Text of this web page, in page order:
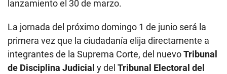
lanzamiento el 30 de marzo.
La jornada del próximo domingo 1 de junio será la
primera vez que la ciudadanía elija directamente a
integrantes de la Suprema Corte, del nuevoTribunal
de Disciplina Judicial y del Tribunal Electoral del